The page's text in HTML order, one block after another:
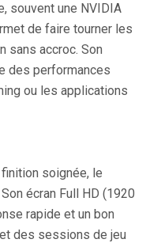
souvent une NVIDIA
de faire tourner les
sans accroc. Son
des performances
ou les applications
soignée, le
écran Full HD (1920
rapide et un bon
des sessions de jeu